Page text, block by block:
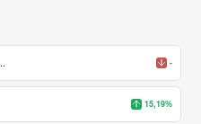
-
15,19%